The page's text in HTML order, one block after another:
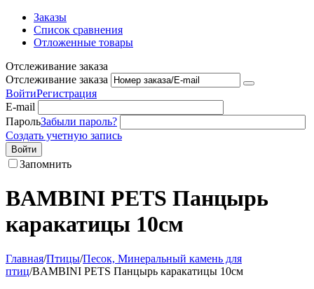
Заказы
Список сравнения
Отложенные товары
Отслеживание заказа
Отслеживание заказа
ВойтиРегистрация
E-mail
ПарольЗабыли пароль?
Создать учетную запись
Войти
Запомнить
BAMBINI PETS Панцырь
каракатицы 10см
Главная/Птицы/Песок, Минеральный камень для
птиц/BAMBINI PETS Панцырь каракатицы 10см